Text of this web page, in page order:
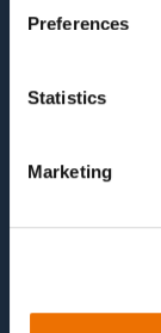
Preferences
Statistics
Marketing